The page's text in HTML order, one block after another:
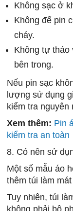
Không sạc ở
Không để pin
cháy.
Không tự tháo
bên trong.
Nếu pin sạc
lượng sử dụng
kiểm tra nguyên
Xem thêm: Pin
kiểm tra an toàn
8. Có nên sử
Một số mẫu áo
thêm túi làm
Tuy nhiên, túi